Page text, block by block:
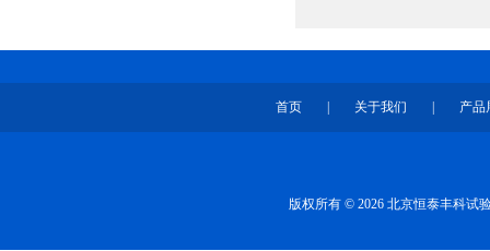
首页 关于我们 产品
版权所有 © 2026 北京恒泰丰科试